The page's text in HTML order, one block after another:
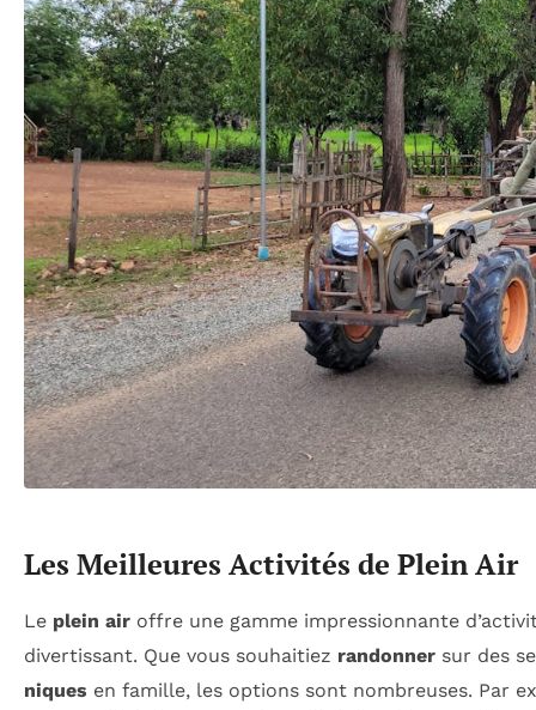
Les Meilleures Activités de Plein Air
Le plein air offre une gamme impressionnante
divertissant. Que vous souhaitiez randonner sur des
niques en famille, les options sont nombreuses. Par